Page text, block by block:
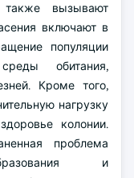
вызывают
включают в
популяции
обитания,
Кроме того,
нагрузку
колонии.
проблема
и